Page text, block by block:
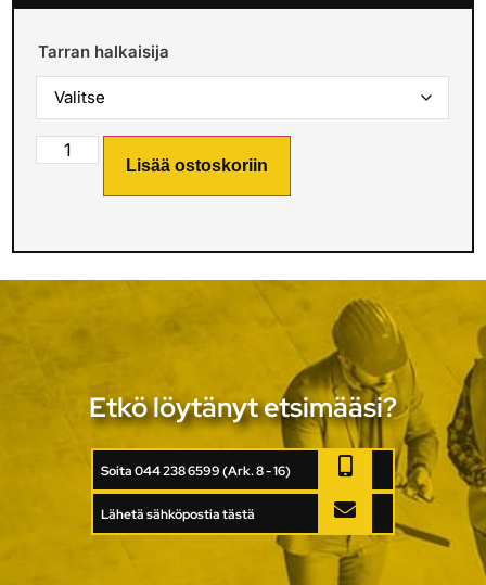
Tarran halkaisija
Lisää ostoskoriin
Etkö löytänyt etsimääsi?
Soita 044 238 6599 (Ark. 8 - 16)
Lähetä sähköpostia tästä